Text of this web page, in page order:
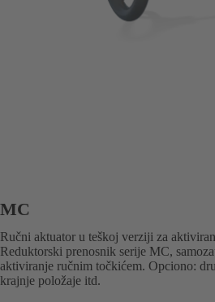
MC
Ručni aktuator u teškoj verziji za
Reduktorski prenosnik serije MC,
aktiviranje ručnim točkićem. Opciono:
krajnje položaje itd.